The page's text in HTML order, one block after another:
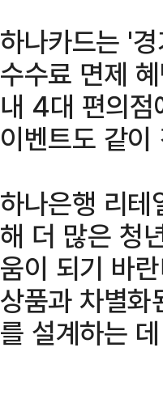
하나카드는 '
수수료 면제
내 4대 편의
이벤트도 같이
하나은행 리
해 더 많은 청
움이 되기 바
상품과 차별
를 설계하는